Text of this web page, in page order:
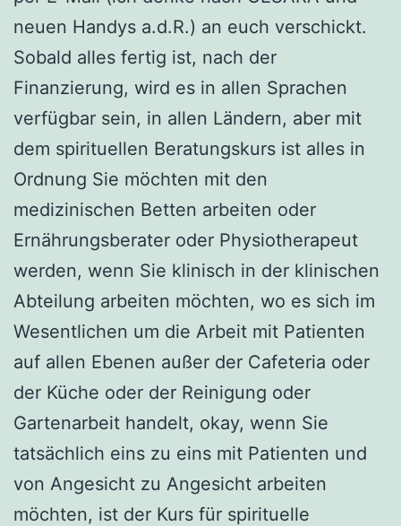
neuen Handys a.d.R.) an euch verschickt.
Sobald alles fertig ist, nach der
Finanzierung, wird es in allen Sprachen
verfügbar sein, in allen Ländern, aber mit
dem spirituellen Beratungskurs ist alles in
Ordnung Sie möchten mit den
medizinischen Betten arbeiten oder
Ernährungsberater oder Physiotherapeut
werden, wenn Sie klinisch in der klinischen
Abteilung arbeiten möchten, wo es sich im
Wesentlichen um die Arbeit mit Patienten
auf allen Ebenen außer der Cafeteria oder
der Küche oder der Reinigung oder
Gartenarbeit handelt, okay, wenn Sie
tatsächlich eins zu eins mit Patienten und
von Angesicht zu Angesicht arbeiten
möchten, ist der Kurs für spirituelle